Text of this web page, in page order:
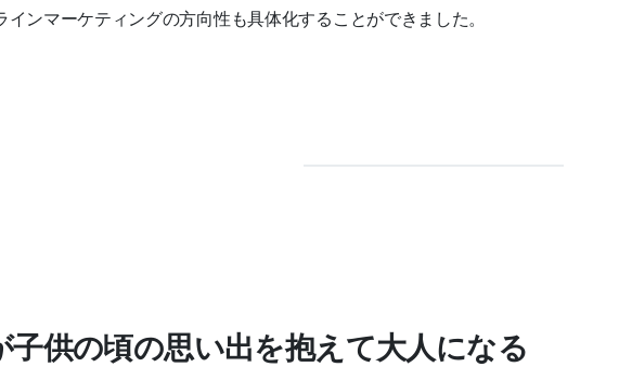
インマーケティングの方向性も具体化することができました。
子供の頃の思い出を抱えて大人になる